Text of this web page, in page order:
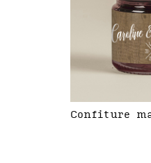
Confiture